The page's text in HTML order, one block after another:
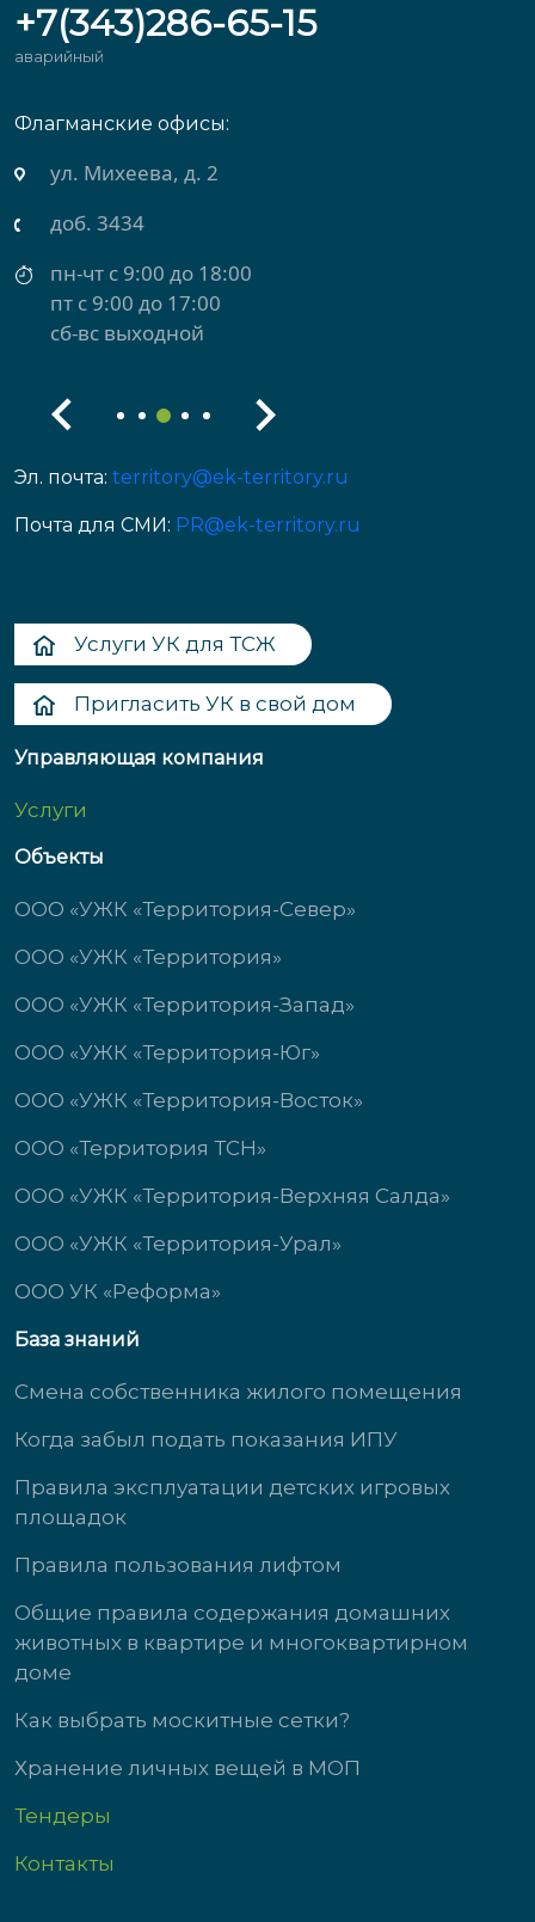
+7(343)286-65-15
аварийный
Флагманские офисы:
ул. Михеева, д. 2
доб. 3434
пн-чт с 9:00 до 18:00
пт с 9:00 до 17:00
сб-вс выходной
Эл. почта: territory@ek-territory.ru
Почта для СМИ: PR@ek-territory.ru
Услуги УК для ТСЖ
Пригласить УК в свой дом
Управляющая компания
Услуги
Объекты
ООО «УЖК «Территория-Север»
ООО «УЖК «Территория»
ООО «УЖК «Территория-Запад»
ООО «УЖК «Территория-Юг»
ООО «УЖК «Территория-Восток»
ООО «Территория ТСН»
ООО «УЖК «Территория-Верхняя Салда»
ООО «УЖК «Территория-Урал»
ООО УК «Реформа»
База знаний
Смена собственника жилого помещения
Когда забыл подать показания ИПУ
Правила эксплуатации детских игровых
площадок
Правила пользования лифтом
Общие правила содержания домашних
животных в квартире и многоквартирном
доме
Как выбрать москитные сетки?
Хранение личных вещей в МОП
Тендеры
Контакты